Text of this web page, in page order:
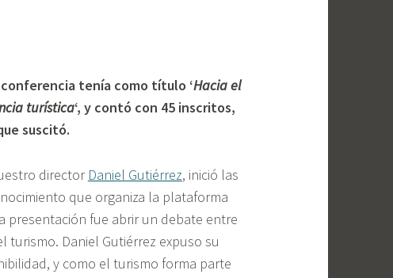
tenía como título ‘Hacia el
turística‘, y contó con 45 inscritos,
suscitó.
director Daniel Gutiérrez, inició las
que organiza la plataforma
presentación fue abrir un debate entre
Daniel Gutiérrez expuso su
y como el turismo forma parte